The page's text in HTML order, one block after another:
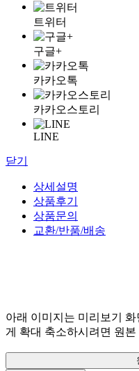
트위터
구글+
카카오톡
카카오스토리
LINE
닫기
상세설명
상품후기
상품문의
교환/반품/배송
아래 이미지는 미리보기
게 확대 축소하시려면 원